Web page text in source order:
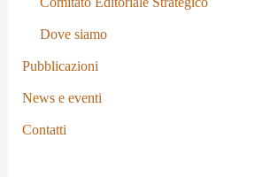
Dove siamo
Pubblicazioni
News e eventi
Contatti